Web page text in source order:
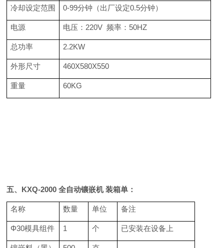
冷却设定范围 0-99分钟（出厂设定0.5分钟）
电源 电压：220V 频率：50HZ
总功率 2.2KW
外形尺寸 460X580X550
重量 60KG
五、KXQ-2000全自动镶嵌机装箱单：
名称 数量 单位 备注
Φ30模具组件 1 个 已安装在设备上